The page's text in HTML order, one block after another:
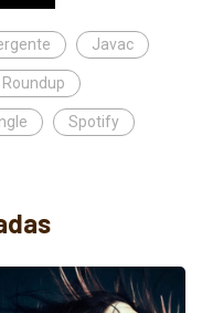
Javac
Roundup
Spotify